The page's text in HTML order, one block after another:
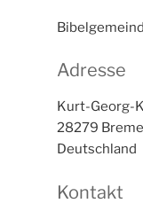
Adresse
Kurt-Georg-
28279
Deutschland
Kontakt